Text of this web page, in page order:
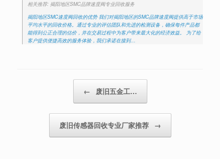
相关推荐: 揭阳地区SMC品牌速度阀专业回收服务
揭阳地区SMC速度阀回收的优势 我们对揭阳地区的SMC品牌速度阀提供高于市场
平均水平的回收价格。通过专业的评估团队和先进的检测设备，确保每件产品都
能得到公正合理的估价，并在交易过程中为客户带来最大化的经济效益。 为了给
客户提供便捷高效的服务体验，我们承诺在接到…
← 废旧五金工…
废旧传感器回收专业厂家推荐 →